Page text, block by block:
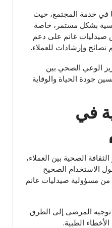
في خدمة المجتمع، حيث
بشكل مستمر، خاصة
صيدليات غانم على دعم
نصائح وإرشادات للعملاء.
الوعي الصحي بين
جودة الحياة والوقاية
في
الصحية بين العملاء،
الاستخدام الصحيح
من مسؤولية صيدليات غانم
المرضى إلى الطرق
الطبية.